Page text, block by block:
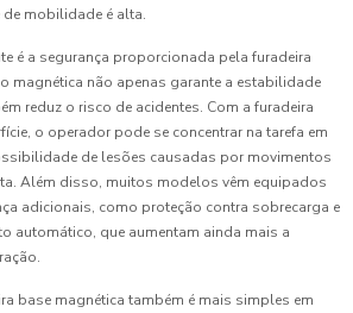
mobilidade é alta.
é a segurança proporcionada pela furadeira
magnética não apenas garante a estabilidade
reduz o risco de acidentes. Com a furadeira
o operador pode se concentrar na tarefa em
de lesões causadas por movimentos
Além disso, muitos modelos vêm equipados
adicionais, como proteção contra sobrecarga e
automático, que aumentam ainda mais a
base magnética também é mais simples em